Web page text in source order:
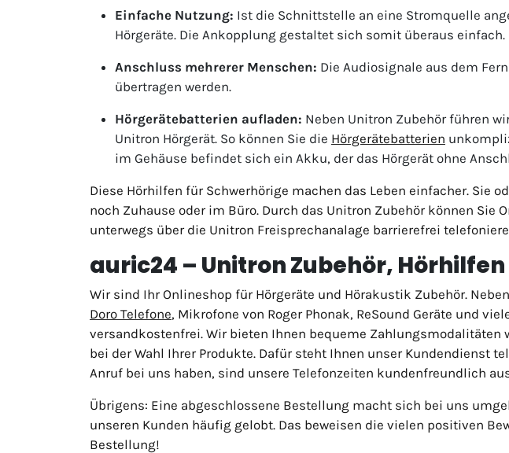
Einfache Nutzung: Ist die Schnittstelle an eine Stromquelle
Hörgeräte. Die Ankopplung gestaltet sich somit überaus einfach.
Anschluss mehrerer Menschen: Die Audiosignale aus dem
übertragen werden.
Hörgerätebatterien aufladen: Neben Unitron Zubehör führen
Unitron Hörgerät. So können Sie die Hörgerätebatterien
im Gehäuse befindet sich ein Akku, der das Hörgerät ohne
Diese Hörhilfen für Schwerhörige machen das Leben einfacher. Sie
noch Zuhause oder im Büro. Durch das Unitron Zubehör können
unterwegs über die Unitron Freisprechanalage barrierefrei
auric24 – Unitron Zubehör,
Wir sind Ihr Onlineshop für Hörgeräte und Hörakustik Zubehör.
Doro Telefone, Mikrofone von Roger Phonak, ReSound Geräte und
versandkostenfrei. Wir bieten Ihnen bequeme Zahlungsmodalitäten
bei der Wahl Ihrer Produkte. Dafür steht Ihnen unser Kundendienst
Anruf bei uns haben, sind unsere Telefonzeiten kundenfreundlich
Übrigens: Eine abgeschlossene Bestellung macht sich bei uns
unseren Kunden häufig gelobt. Das beweisen die vielen positiven
Bestellung!